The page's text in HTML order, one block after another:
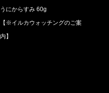
うにからすみ 60g
【※イルカウォッチングのご案
内】